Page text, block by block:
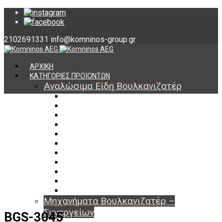
2102691331 info@komninos-group.gr
ΑΡΧΙΚΗ
ΚΑΤΗΓΟΡΙΕΣ ΠΡΟΪΟΝΤΩΝ
Αναλώσιμα Είδη Βουλκανιζατέρ
Μηχανήματα Βουλκανιζατέρ –
Συνεργείων
BGS-3045